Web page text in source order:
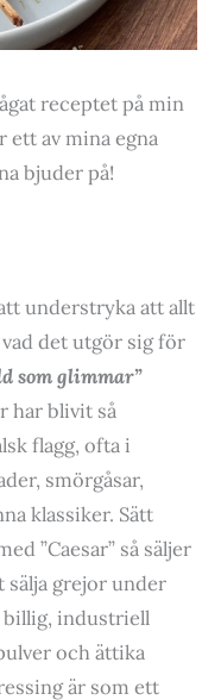
receptet på min
ett av mina egna
bjuder på!
understryka att allt
vad det utgör sig för
som glimmar”
har blivit så
flagg, ofta i
smörgåsar,
klassiker. Sätt
”Caesar” så säljer
sälja grejor under
billig, industriell
och ättika
är som ett